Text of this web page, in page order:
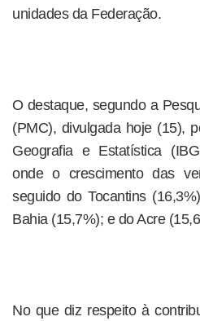
unidades da Federação.
O destaque, segundo a
(PMC), divulgada hoje (15),
Geografia e Estatística
onde o crescimento das
seguido do Tocantins
Bahia (15,7%); e do Acre
No que diz respeito à